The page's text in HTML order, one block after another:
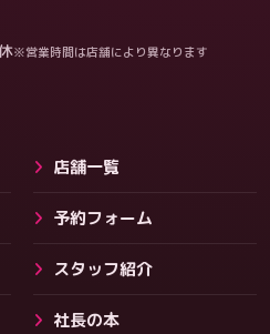
※営業時間は店舗により異なります
店舗一覧
予約フォーム
スタッフ紹介
社長の本